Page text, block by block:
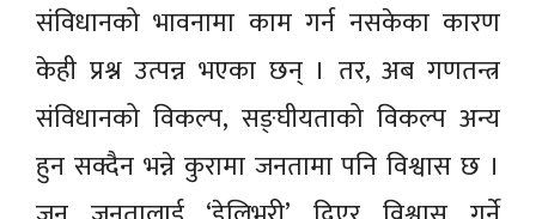
संविधानको भावनामा काम गर्न नसकेका कारण
केही प्रश्न उत्पन्न भएका छन् । तर, अब गणतन्त्र
संविधानको विकल्प, सङ्घीयताको विकल्प अन्य
हुन सक्दैन भन्ने कुरामा जनतामा पनि विश्वास छ ।